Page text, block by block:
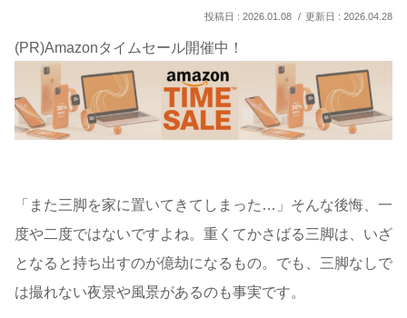
2026.01.08 2026.04.28
(PR)Amazonタイムセール開催中！
「また三脚を家に置いてきてしまった…」そんな後悔、一
度や二度ではないですよね。重くてかさばる三脚は、いざ
となると持ち出すのが億劫になるもの。でも、三脚なしで
は撮れない夜景や風景があるのも事実です。